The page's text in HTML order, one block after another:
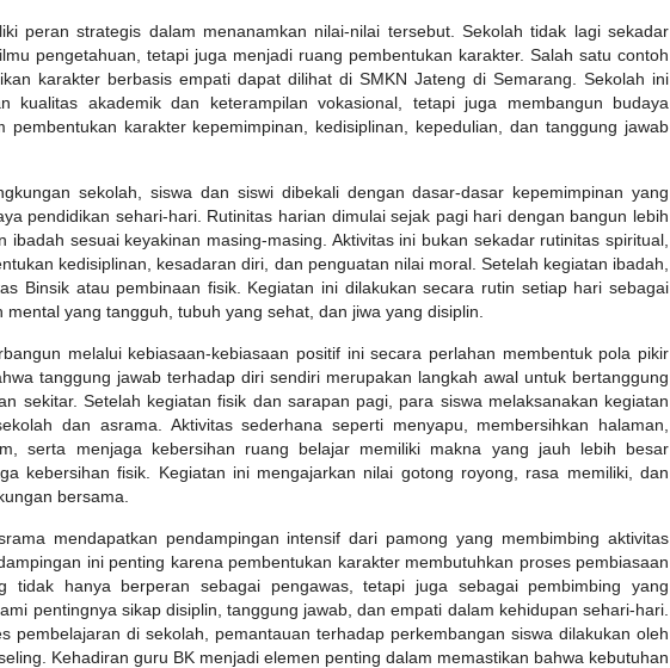
peran strategis dalam menanamkan nilai-nilai tersebut. Sekolah tidak lagi sekadar
pengetahuan, tetapi juga menjadi ruang pembentukan karakter. Salah satu contoh
karakter berbasis empati dapat dilihat di SMKN Jateng di Semarang. Sekolah ini
kualitas akademik dan keterampilan vokasional, tetapi juga membangun budaya
pembentukan karakter kepemimpinan, kedisiplinan, kepedulian, dan tanggung jawab
sekolah, siswa dan siswi dibekali dengan dasar-dasar kepemimpinan yang
pendidikan sehari-hari. Rutinitas harian dimulai sejak pagi hari dengan bangun lebih
ibadah sesuai keyakinan masing-masing. Aktivitas ini bukan sekadar rutinitas spiritual,
kedisiplinan, kesadaran diri, dan penguatan nilai moral. Setelah kegiatan ibadah,
Binsik atau pembinaan fisik. Kegiatan ini dilakukan secara rutin setiap hari sebagai
yang tangguh, tubuh yang sehat, dan jiwa yang disiplin.
melalui kebiasaan-kebiasaan positif ini secara perlahan membentuk pola pikir
tanggung jawab terhadap diri sendiri merupakan langkah awal untuk bertanggung
sekitar. Setelah kegiatan fisik dan sarapan pagi, para siswa melaksanakan kegiatan
dan asrama. Aktivitas sederhana seperti menyapu, membersihkan halaman,
serta menjaga kebersihan ruang belajar memiliki makna yang jauh lebih besar
kebersihan fisik. Kegiatan ini mengajarkan nilai gotong royong, rasa memiliki, dan
bersama.
mendapatkan pendampingan intensif dari pamong yang membimbing aktivitas
ini penting karena pembentukan karakter membutuhkan proses pembiasaan
tidak hanya berperan sebagai pengawas, tetapi juga sebagai pembimbing yang
pentingnya sikap disiplin, tanggung jawab, dan empati dalam kehidupan sehari-hari.
pembelajaran di sekolah, pemantauan terhadap perkembangan siswa dilakukan oleh
Kehadiran guru BK menjadi elemen penting dalam memastikan bahwa kebutuhan